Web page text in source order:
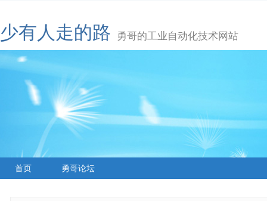
少有人走的路 勇哥的工业自动化技术网站
首页 勇哥论坛